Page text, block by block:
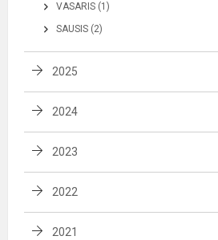
VASARIS (1)
SAUSIS (2)
2025
2024
2023
2022
2021